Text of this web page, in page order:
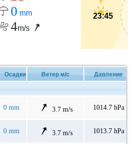
0 mm
4m/s
23:45
Осадки Ветер м/с Давление
0 mm 3.7 m/s 1014.7 hPa
0 mm 3.7 m/s 1013.7 hPa